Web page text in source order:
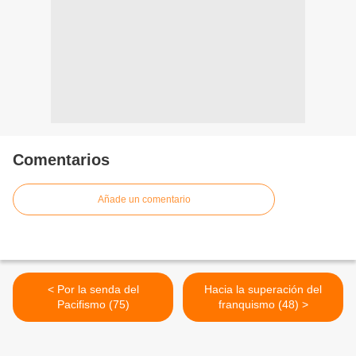
Comentarios
Añade un comentario
< Por la senda del
Pacifismo (75)
Hacia la superación del
franquismo (48) >